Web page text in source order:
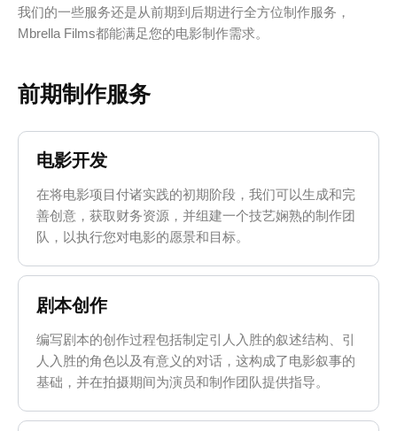
我们的一些服务还是从前期到后期进行全方位制作服务，
Mbrella Films都能满足您的电影制作需求。
前期制作服务
电影开发
在将电影项目付诸实践的初期阶段，我们可以生成和完
善创意，获取财务资源，并组建一个技艺娴熟的制作团
队，以执行您对电影的愿景和目标。
剧本创作
编写剧本的创作过程包括制定引人入胜的叙述结构、引
人入胜的角色以及有意义的对话，这构成了电影叙事的
基础，并在拍摄期间为演员和制作团队提供指导。